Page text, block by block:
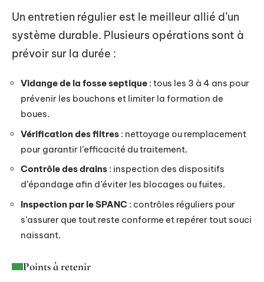
Un entretien régulier est le meilleur allié d’un
système durable. Plusieurs opérations sont à
prévoir sur la durée :
Vidange de la fosse septique : tous les 3 à 4 ans pour
prévenir les bouchons et limiter la formation de
boues.
Vérification des filtres : nettoyage ou remplacement
pour garantir l’efficacité du traitement.
Contrôle des drains : inspection des dispositifs
d’épandage afin d’éviter les blocages ou fuites.
Inspection par le SPANC : contrôles réguliers pour
s’assurer que tout reste conforme et repérer tout souci
naissant.
Points à retenir